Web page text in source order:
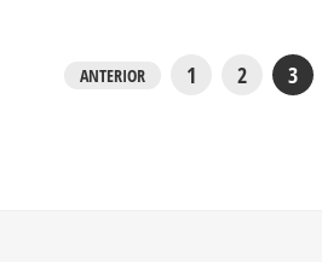
ANTERIOR 1 2 3